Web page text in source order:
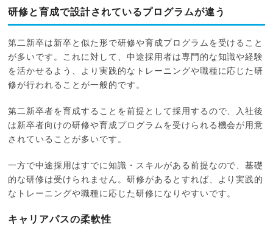
研修と育成で設計されているプログラムが違う
第二新卒は新卒と似た形で研修や育成プログラムを受けること
が多いです。これに対して、中途採用者は専門的な知識や経験
を活かせるよう、より実践的なトレーニングや職種に応じた研
修が行われることが一般的です。
第二新卒者を育成することを前提として採用するので、入社後
は新卒者向けの研修や育成プログラムを受けられる機会が用意
されていることが多いです。
一方で中途採用はすでに知識・スキルがある前提なので、基礎
的な研修は受けられません。研修があるとすれば、より実践的
なトレーニングや職種に応じた研修になりやすいです。
キャリアパスの柔軟性